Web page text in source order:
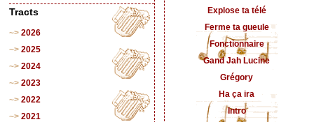
Tracts
2026
2025
2024
2023
2022
2021
Explose ta télé
Ferme ta gueule
Fonctionnaire
Gand Jah Lucine
Grégory
Ha ça ira
Intro